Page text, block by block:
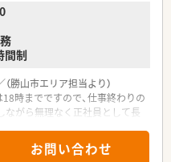
間制
勝山市エリア担当より）
時までですので、仕事終わりの
ながら無理なく正社員として長
＊
お問い合わせ